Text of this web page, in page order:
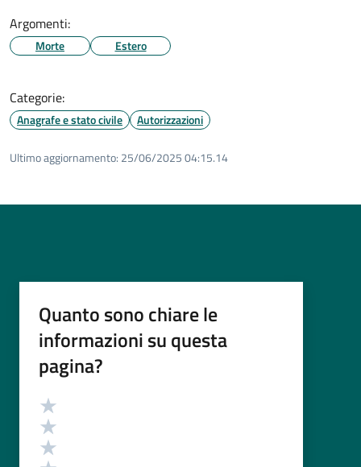
Argomenti:
Morte Estero
Categorie:
Anagrafe e stato civile Autorizzazioni
Ultimo aggiornamento: 25/06/2025 04:15.14
Quanto sono chiare le
informazioni su questa
pagina?
Valutazione